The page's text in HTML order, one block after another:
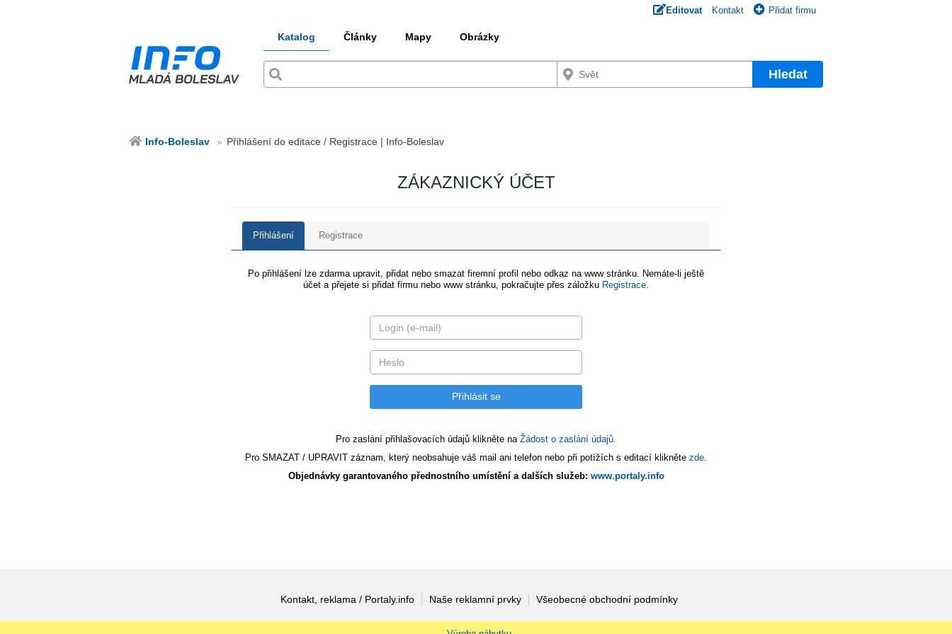
Editovat Kontakt Přidat firmu
Katalog Články Mapy Obrázky
Hledat
Info-Boleslav Přihlášení do editace / Registrace | Info-Boleslav
ZÁKAZNICKÝ ÚČET
Přihlášení Registrace
Po přihlášení lze zdarma upravit, přidat nebo smazat firemní profil nebo odkaz na www stránku. Nemáte-li ještě
účet a přejete si přidat firmu nebo www stránku, pokračujte přes záložku Registrace
Pro zaslání přihlašovacích údajů klikněte na Žádost o zaslání údajů.
Pro SMAZAT / UPRAVIT záznam, který neobsahuje váš mail ani telefon nebo při potížích s editací klikněte zde
Objednávky garantovaného přednostního umístění a dalších služeb: www.portaly.info
Kontakt, reklama / Portaly.info Naše reklamní prvky Všeobecné obchodní podmínky